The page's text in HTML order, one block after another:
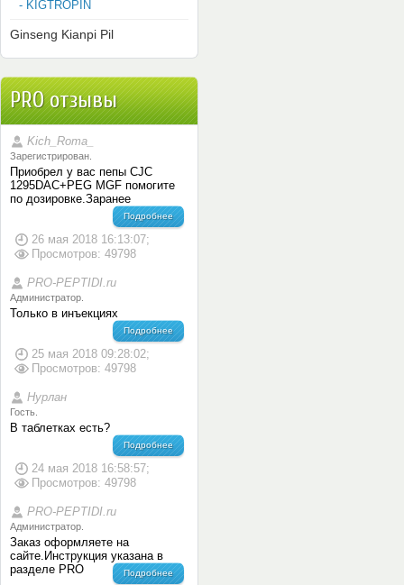
- KIGTROPIN
Ginseng Kianpi Pil
PRO отзывы
Kich_Romа_
Зарегистрирован.
Приобрел у вас пепы CJC
1295DAC+PEG MGF помогите
по дозировке.Заранее
Подробнее
26 мая 2018 16:13:07;
Просмотров: 49798
PRO-PEPTIDI.ru
Администратор.
Только в инъекциях
Подробнее
25 мая 2018 09:28:02;
Просмотров: 49798
Нурлан
Гость.
В таблетках есть?
Подробнее
24 мая 2018 16:58:57;
Просмотров: 49798
PRO-PEPTIDI.ru
Администратор.
Заказ оформляете на
сайте.Инструкция указана в
разделе PRO
Подробнее